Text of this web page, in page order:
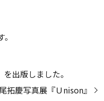
出版しました。
拓慶写真展『Ｕnison』